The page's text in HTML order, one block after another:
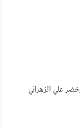
خضر علي الزهراني